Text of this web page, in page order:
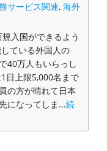
サービス関連,海外
入国ができるよう
ている外国人の
40万人もいらっし
日上限5,000名まで
の方が晴れて日本
になってしま...続